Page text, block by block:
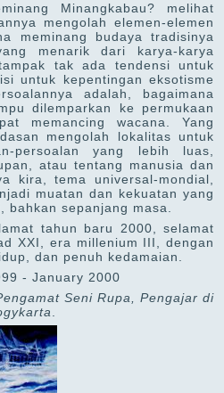
Minangkabau? melihat
mengolah elemen-elemen
meminang budaya tradisinya
menarik dari karya-karya
tak ada tendensi untuk
untuk kepentingan eksotisme
adalah, bagaimana
dilemparkan ke permukaan
memancing wacana. Yang
mengolah lokalitas untuk
persoalan yang lebih luas,
atau tentang manusia dan
kira, tema universal-mondial,
muatan dan kekuatan yang
bahkan sepanjang masa.
tahun baru 2000, selamat
XXI, era millenium III, dengan
dan penuh kedamaian.
- January 2000
Seni Rupa, Pengajar di